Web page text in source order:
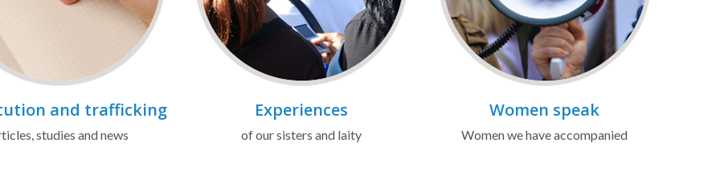
and trafficking
studies and news
Experiences
of our sisters and laity
Women speak
Women we have accompanied